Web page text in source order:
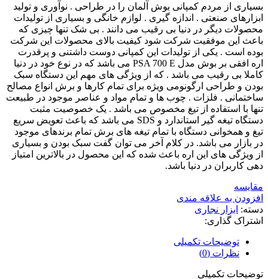
بسیاری از مردم کمپانی بوش آلمان را در طراحی . نوآوری و تولید
ابزارهای صنعتی . اندازه گیری . لوازم خانگی و بسیاری از تولیدات
محصولات دیگر در دنیا بی رقیب می دانند . بی شک تنها چیزی که
باعث این موفقیت شرکت شود کیفیت بالای محصولات این شرکت
بوده است . یکی از تولیدات این کمپانی دوست داشتنی و پرقدرت
اره افقی بر بوش مدل PSA 700 E می باشد که در نوع خود در دنیا
کاملا بی رقیب می باشد . که از ویژگی های مهم این دستگاه سبک
بودن و طراحی ارگونومی ویژه برای تمام کارها و برش انواع مصالح
ساختمانی . فلزات . چوب ها و تمام مواد و عناصر موجود در طبیعت
تنها با استفاده از تیغ مخصوص می باشد . یک خصوصیت مثبت
دستگاه تیغه گیر استاندارد و SDS می باشد که باعث تعویض سریع
تیغ و همخوانی دستگاه با تمام تیغه های برش تمام برندهای موجود
در بازار می باشد. در کلام آخر می توان گفت سبک بودن و بسیاری
از ویژگی های این اره باعث شده که این محصول در بالاترین امتیاز
دهی کاربران در دنیا باشد.
مقایسه
افزودن به علاقه مندی
دسته: ابزار نجاری
اشتراک گذاری:
توضیحات تکمیلی
نظرات (0)
توضیحات تکمیلی